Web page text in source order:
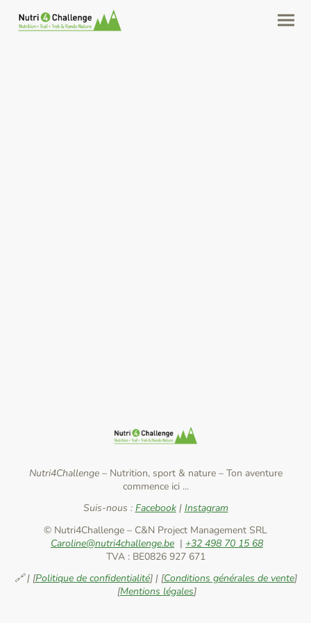
Nutri4Challenge –Nutrition, sport & nature –Ton aventure
commence ici ...
Suis-nous : Facebook| Instagram
© Nutri4Challenge – C&N Project Management SRL
Caroline@nutri4challenge.be | +32 498 70 15 68
TVA : BE0826 927 671
🔗 | [Politique de confidentialité] | [Conditions générales de vente]
[Mentions légales]